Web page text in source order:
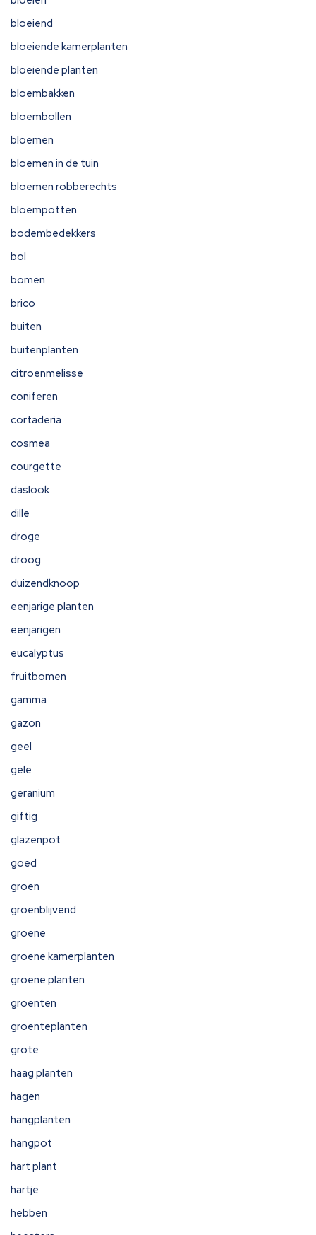
bloeiend
bloeiende kamerplanten
bloeiende planten
bloembakken
bloembollen
bloemen
bloemen in de tuin
bloemen robberechts
bloempotten
bodembedekkers
bol
bomen
brico
buiten
buitenplanten
citroenmelisse
coniferen
cortaderia
cosmea
courgette
daslook
dille
droge
droog
duizendknoop
eenjarige planten
eenjarigen
eucalyptus
fruitbomen
gamma
gazon
geel
gele
geranium
giftig
glazenpot
goed
groen
groenblijvend
groene
groene kamerplanten
groene planten
groenten
groenteplanten
grote
haag planten
hagen
hangplanten
hangpot
hart plant
hartje
hebben